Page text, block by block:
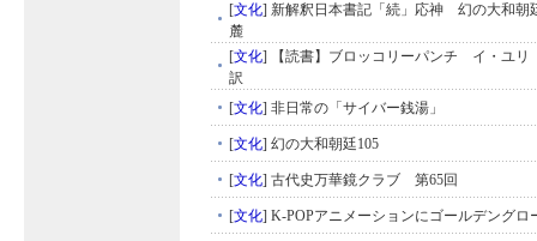
[文化] 新解釈日本書記「続」応神 幻の大和
麓
[文化] 【読書】ブロッコリーパンチ イ・ユ
訳
[文化] 非日常の「サイバー銭湯」
[文化] 幻の大和朝廷105
[文化] 古代史万華鏡クラブ 第65回
[文化] K-POPアニメーションにゴールデングロ